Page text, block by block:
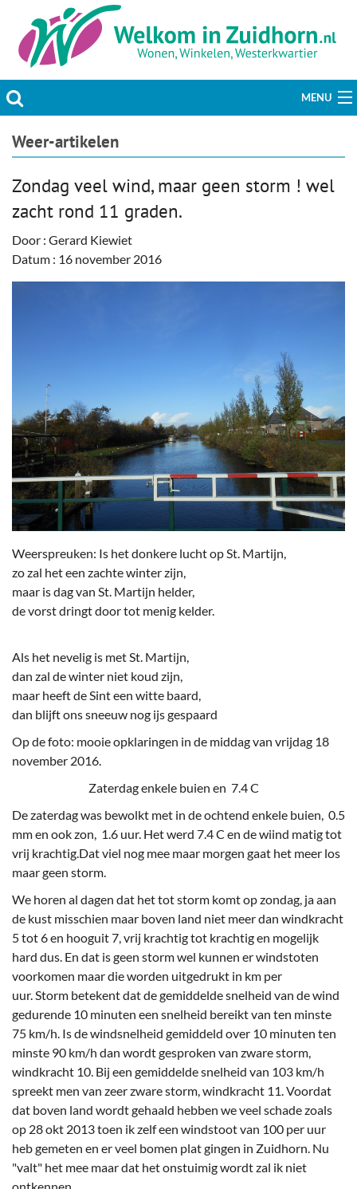
MENU
Actueel
Welzijn & Maatschappij
Bedrijven
Weer-artikelen
Zondag veel wind, maar geen storm ! wel
zacht rond 11 graden.
Door : Gerard Kiewiet
Datum : 16 november 2016
Weerspreuken: Is het donkere lucht op St. Martijn,
zo zal het een zachte winter zijn,
maar is dag van St. Martijn helder,
de vorst dringt door tot menig kelder.
Als het nevelig is met St. Martijn,
dan zal de winter niet koud zijn,
maar heeft de Sint een witte baard,
dan blijft ons sneeuw nog ijs gespaard
Op de foto: mooie opklaringen in de middag van vrijdag 18
november 2016.
Zaterdag enkele buien en 7.4 C
De zaterdag was bewolkt met in de ochtend enkele buien, 0.5
mm en ook zon, 1.6 uur. Het werd 7.4 C en de wiind matig tot
vrij krachtig.Dat viel nog mee maar morgen gaat het meer los
maar geen storm.
We horen al dagen dat het tot storm komt op zondag, ja aan
de kust misschien maar boven land niet meer dan windkracht
5 tot 6 en hooguit 7, vrij krachtig tot krachtig en mogelijk
hard dus. En dat is geen storm wel kunnen er windstoten
voorkomen maar die worden uitgedrukt in km per
uur. Storm betekent dat de gemiddelde snelheid van de wind
gedurende 10 minuten een snelheid bereikt van ten minste
75 km/h. Is de windsnelheid gemiddeld over 10 minuten ten
minste 90 km/h dan wordt gesproken van zware storm,
windkracht 10. Bij een gemiddelde snelheid van 103 km/h
spreekt men van zeer zware storm, windkracht 11. Voordat
dat boven land wordt gehaald hebben we veel schade zoals
op 28 okt 2013 toen ik zelf een windstoot van 100 per uur
heb gemeten en er veel bomen plat gingen in Zuidhorn. Nu
"valt" het mee maar dat het onstuimig wordt zal ik niet